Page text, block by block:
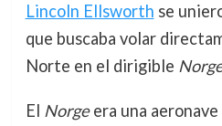
Lincoln Ellsworth se
que buscaba volar
Norte en el dirigible
El Norgeera una